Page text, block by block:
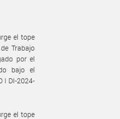
el tope
Trabajo
por el
bajo el
I DI-2024-
el tope